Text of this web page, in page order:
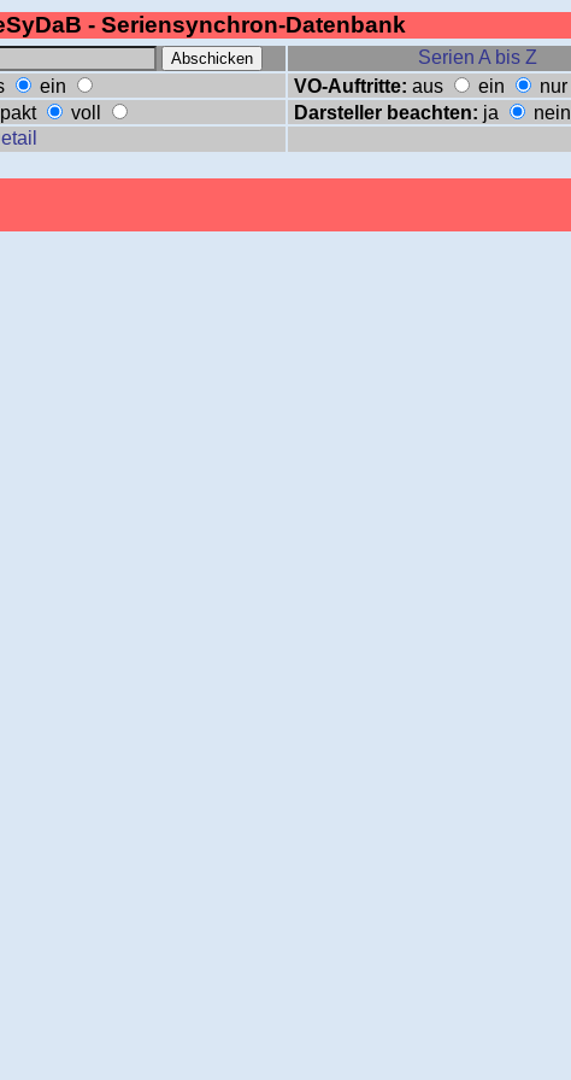
- Seriensynchron-Datenbank
Serien A bis Z
ein VO-Auftritte: aus ein
nur
voll Darsteller beachten: ja
nein